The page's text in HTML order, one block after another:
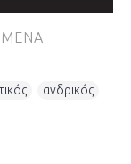
ανδρικός